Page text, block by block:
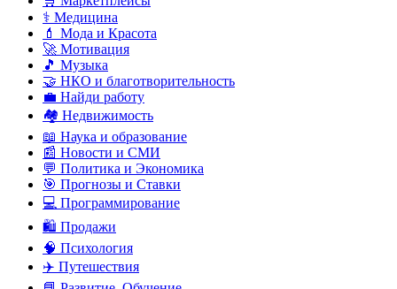
⚕️ Медицина
💄 Мода и Красота
🚀 Мотивация
🎵 Музыка
🤝 НКО и благотворительность
💼 Найди работу
🏘️ Недвижимость
📖 Наука и образование
📰 Новости и СМИ
💬 Политика и Экономика
🎯 Прогнозы и Ставки
💻 Программирование
🛍️ Продажи
🧠 Психология
✈️ Путешествия